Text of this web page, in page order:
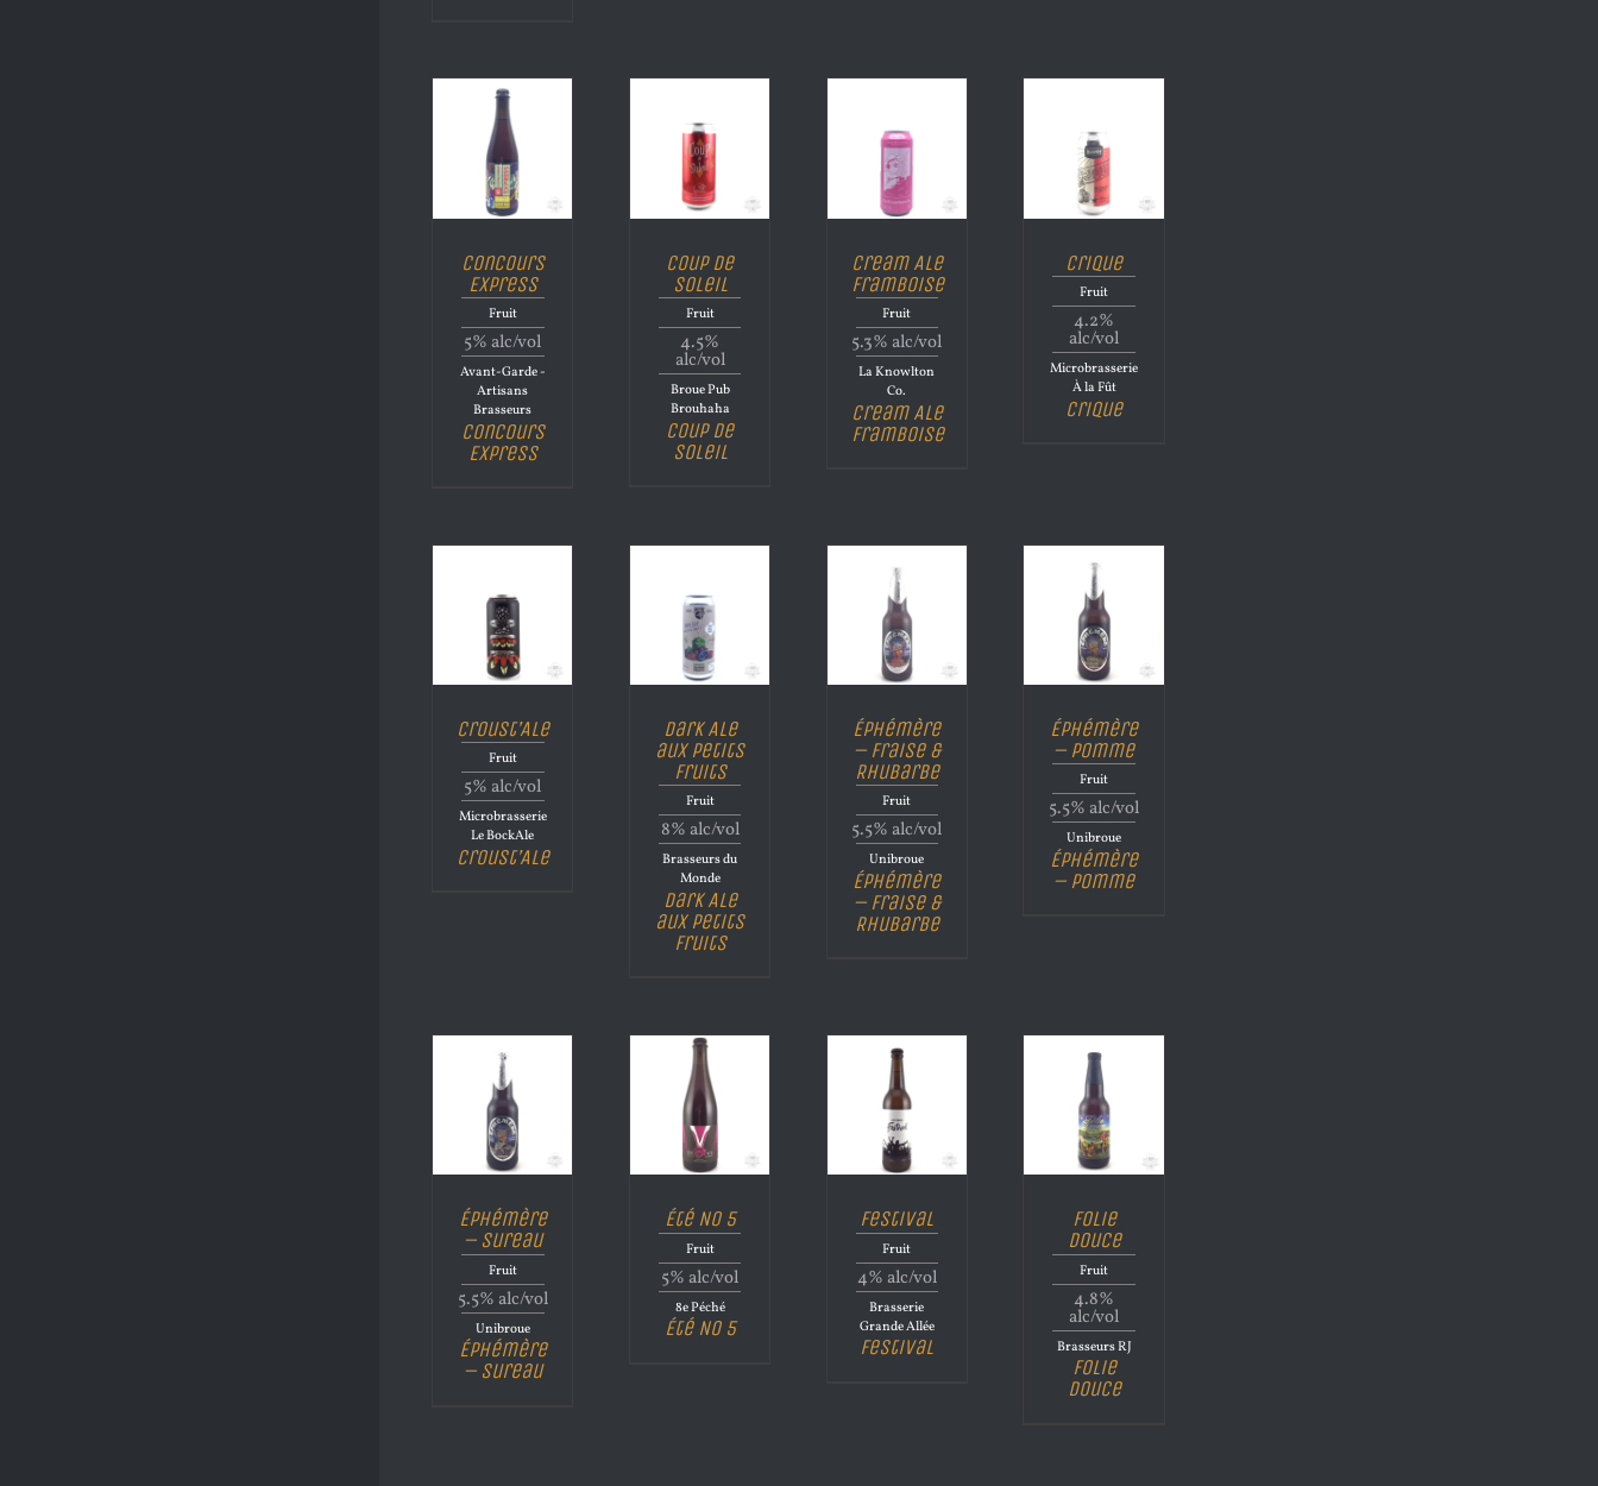
Concours
Express
Fruit
5% alc/vol
Avant-Garde -
Artisans
Brasseurs
Concours
Express
Coup de
Soleil
Fruit
4.5%
alc/vol
Broue Pub
Brouhaha
Coup de
Soleil
Cream Ale
Framboise
Fruit
5.3% alc/vol
La Knowlton
Co.
Cream Ale
Framboise
Crique
Fruit
4.2%
alc/vol
Microbrasserie
À la Fût
Crique
Croust’Ale
Fruit
5% alc/vol
Microbrasserie
Le BockAle
Croust’Ale
Dark Ale
aux Petits
Fruits
Fruit
8% alc/vol
Brasseurs du
Monde
Dark Ale
aux Petits
Fruits
Éphémère
– Fraise &
Rhubarbe
Fruit
5.5% alc/vol
Unibroue
Éphémère
– Fraise &
Rhubarbe
Éphémère
– Pomme
Fruit
5.5% alc/vol
Unibroue
Éphémère
– Pomme
Éphémère
– Sureau
Fruit
5.5% alc/vol
Unibroue
Éphémère
– Sureau
Été No 5
Fruit
5% alc/vol
8e Péché
Été No 5
Festival
Fruit
4% alc/vol
Brasserie
Grande Allée
Festival
Folie
Douce
Fruit
4.8%
alc/vol
Brasseurs RJ
Folie
Douce